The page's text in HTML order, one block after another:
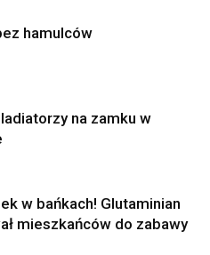
hamulców
na zamku w
w bańkach! Glutaminian
mieszkańców do zabawy